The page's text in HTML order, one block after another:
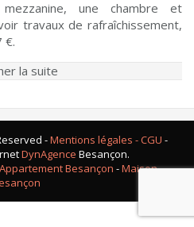
une chambre et
travaux de rafraîchissement,
€.
la suite
-Mentions légales - CGU -
DynAgence Besançon.
Appartement Besançon -Maison